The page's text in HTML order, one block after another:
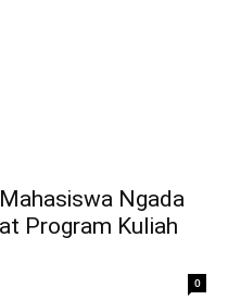
Ngada
Program Kuliah
0